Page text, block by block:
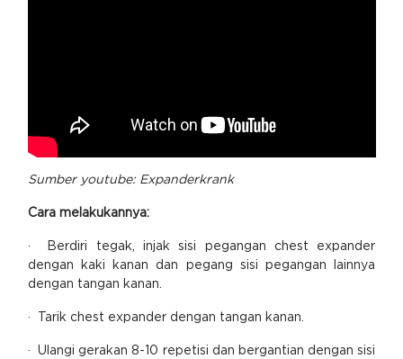
Sumber youtube: Expanderkrank
Cara melakukannya:
· Berdiri tegak, injak sisi pegangan chest expander
dengan kaki kanan dan pegang sisi pegangan lainnya
dengan tangan kanan.
· Tarik chest expander dengan tangan kanan.
· Ulangi gerakan 8-10 repetisi dan bergantian dengan sisi